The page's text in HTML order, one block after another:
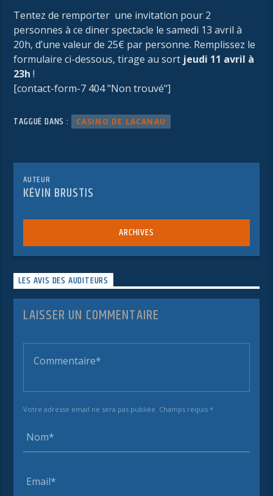
Tentez de remporter une invitation pour 2
personnes à ce diner spectacle le samedi 13 avril à
20h, d’une valeur de 25€ par personne. Remplissez le
formulaire ci-dessous, tirage au sort jeudi 11 avril à
23h !
[contact-form-7 404 "Non trouvé"]
TAGGUÉ DANS : CASINO DE LACANAU
AUTEUR
KÉVIN BRUSTIS
ARCHIVES
LES AVIS DES AUDITEURS
LAISSER UN COMMENTAIRE
Votre adresse email ne sera pas publiée. Champs requis *